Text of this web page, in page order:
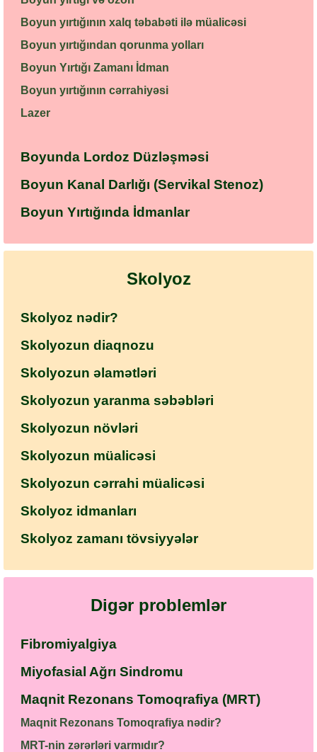
Boyun yırtığının xalq təbabəti ilə müalicəsi
Boyun yırtığından qorunma yolları
Boyun Yırtığı Zamanı İdman
Boyun yırtığının cərrahiyəsi
Lazer
Boyunda Lordoz Düzləşməsi
Boyun Kanal Darlığı (Servikal Stenoz)
Boyun Yırtığında İdmanlar
Skolyoz
Skolyoz nədir?
Skolyozun diaqnozu
Skolyozun əlamətləri
Skolyozun yaranma səbəbləri
Skolyozun növləri
Skolyozun müalicəsi
Skolyozun cərrahi müalicəsi
Skolyoz idmanları
Skolyoz zamanı tövsiyyələr
Digər problemlər
Fibromiyalgiya
Miyofasial Ağrı Sindromu
Maqnit Rezonans Tomoqrafiya (MRT)
Maqnit Rezonans Tomoqrafiya nədir?
MRT-nin zərərləri varmıdır?